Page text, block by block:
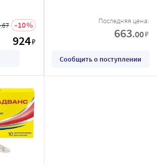
10
924₽
Последняя цена:
663.00₽
Сообщить о поступлении